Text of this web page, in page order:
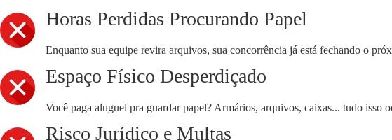
Horas Perdidas Procurando Papel
Enquanto sua equipe revira arquivos, sua concorrência já está fechando o
Espaço Físico Desperdiçado
Você paga aluguel pra guardar papel? Armários, arquivos, caixas... tudo isso
Risco Jurídico e Multas